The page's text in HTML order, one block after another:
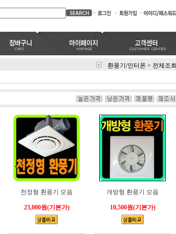
환풍기/인터폰 > 전체조회
천정형 환풍기 모음
23,000원(기본가)
개방형 환풍기 모음
10,500원(기본가)